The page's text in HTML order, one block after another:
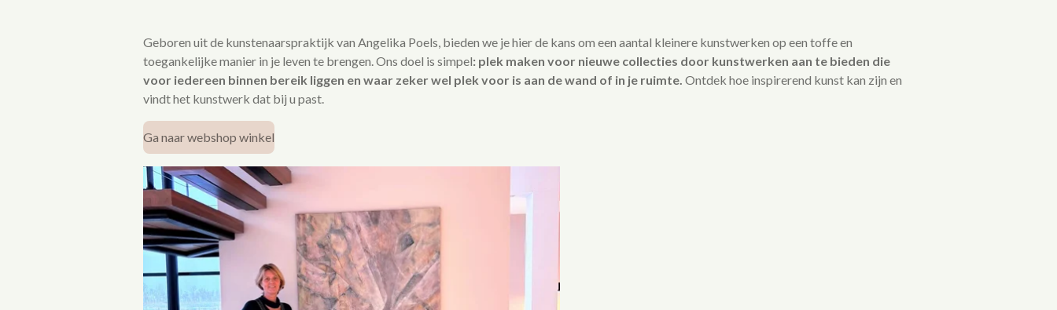
Geboren uit de kunstenaarspraktijk van Angelika Poels, bieden we je hier de kans om een aantal kleinere kunstwerken op een toffe en
toegankelijke manier in je leven te brengen. Ons doel is simpel: plek maken voor nieuwe collecties door kunstwerken aan te bieden die
voor iedereen binnen bereik liggen en waar zeker wel plek voor is aan de wand of in je ruimte. Ontdek hoe inspirerend kunst kan zijn en
vindt het kunstwerk dat bij u past.
Ga naar webshop winkel